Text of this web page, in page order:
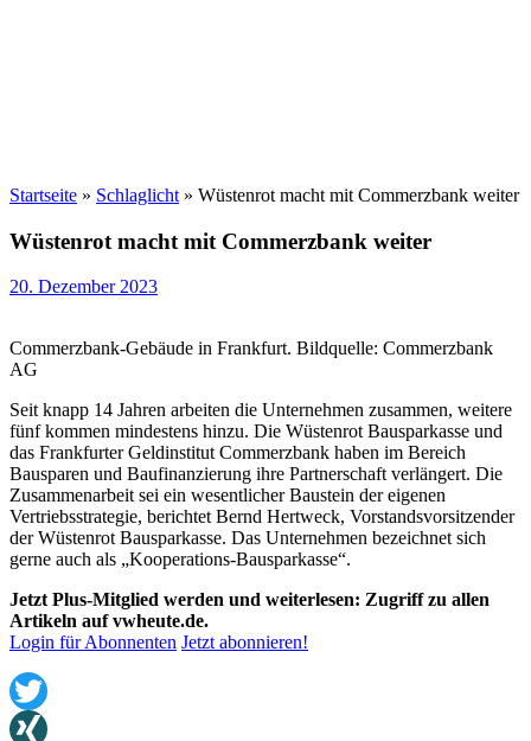
Startseite » Schlaglicht » Wüstenrot macht mit Commerzbank weiter
Wüstenrot macht mit Commerzbank weiter
20. Dezember 2023
Commerzbank-Gebäude in Frankfurt. Bildquelle: Commerzbank
AG
Seit knapp 14 Jahren arbeiten die Unternehmen zusammen, weitere
fünf kommen mindestens hinzu. Die Wüstenrot Bausparkasse und
das Frankfurter Geldinstitut Commerzbank haben im Bereich
Bausparen und Baufinanzierung ihre Partnerschaft verlängert. Die
Zusammenarbeit sei ein wesentlicher Baustein der eigenen
Vertriebsstrategie, berichtet Bernd Hertweck, Vorstandsvorsitzender
der Wüstenrot Bausparkasse. Das Unternehmen bezeichnet sich
gerne auch als „Kooperations-Bausparkasse“.
Jetzt Plus-Mitglied werden und weiterlesen: Zugriff zu allen
Artikeln auf vwheute.de.
Login für Abonnenten Jetzt abonnieren!
Twitter